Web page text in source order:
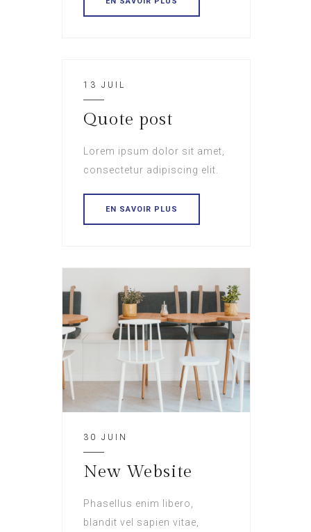
13 JUIL
Quote post
Lorem ipsum dolor sit amet,
consectetur adipiscing elit.
EN SAVOIR PLUS
30 JUIN
New Website
Phasellus enim libero,
blandit vel sapien vitae,